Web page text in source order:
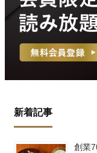
新着記事
創業